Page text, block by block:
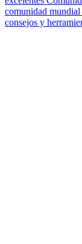
comunidad mundial
consejos y